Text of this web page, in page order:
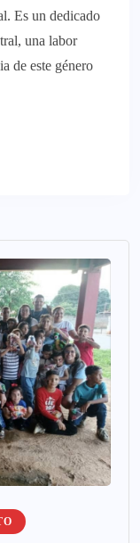
Es un dedicado
una labor
de este género